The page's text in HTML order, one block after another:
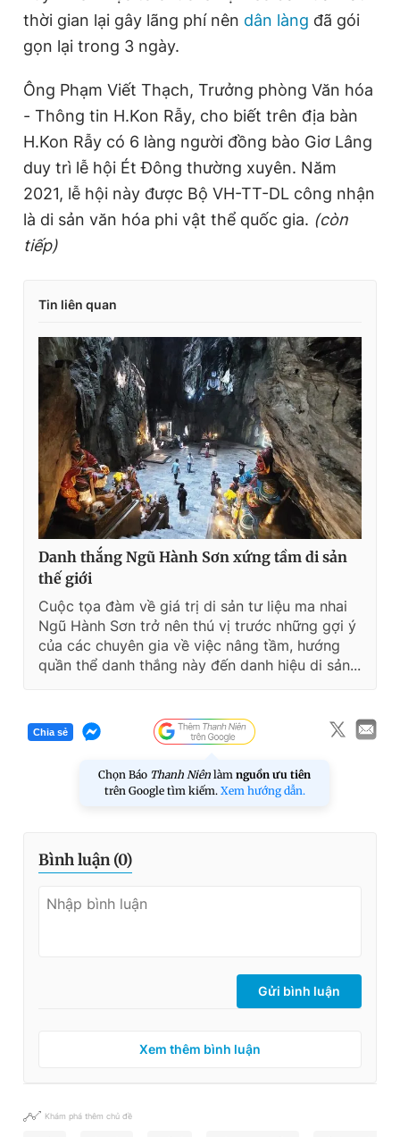
thời gian lại gây lãng phí nên dân làng đã gói
gọn lại trong 3 ngày.
Ông Phạm Viết Thạch, Trưởng phòng Văn hóa
- Thông tin H.Kon Rẫy, cho biết trên địa bàn
H.Kon Rẫy có 6 làng người đồng bào Giơ Lâng
duy trì lễ hội Ét Đông thường xuyên. Năm
2021, lễ hội này được Bộ VH-TT-DL công nhận
là di sản văn hóa phi vật thể quốc gia. (còn
tiếp)
Tin liên quan
Danh thắng Ngũ Hành Sơn xứng tầm di sản
thế giới
Cuộc tọa đàm về giá trị di sản tư liệu ma nhai
Ngũ Hành Sơn trở nên thú vị trước những gợi ý
của các chuyên gia về việc nâng tầm, hướng
quần thể danh thắng này đến danh hiệu di sản...
Chia sẻ
Chọn Báo Thanh Niên làm nguồn ưu tiên
trên Google tìm kiếm. Xem hướng dẫn.
Bình luận (0)
Gửi bình luận
Xem thêm bình luận
Khám phá thêm chủ đề